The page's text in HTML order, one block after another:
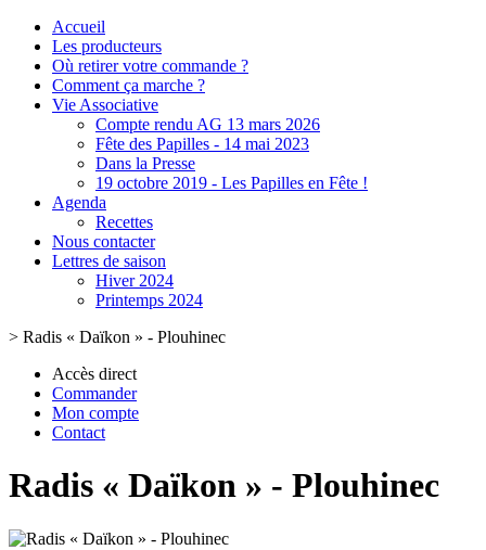
Accueil
Les producteurs
Où retirer votre commande ?
Comment ça marche ?
Vie Associative
Compte rendu AG 13 mars 2026
Fête des Papilles - 14 mai 2023
Dans la Presse
19 octobre 2019 - Les Papilles en Fête !
Agenda
Recettes
Nous contacter
Lettres de saison
Hiver 2024
Printemps 2024
> Radis « Daïkon » - Plouhinec
Accès direct
Commander
Mon compte
Contact
Radis « Daïkon » - Plouhinec